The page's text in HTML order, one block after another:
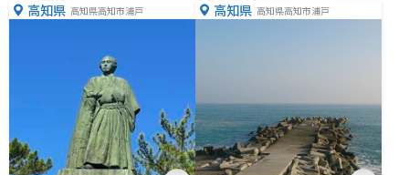
高知県 高知県高知市浦戸 高知県 高知県高知市浦戸